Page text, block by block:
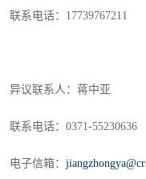
联系电话： 17739767211
异议联系人：蒋中亚
联系电话： 0371-55230636
电子信箱：